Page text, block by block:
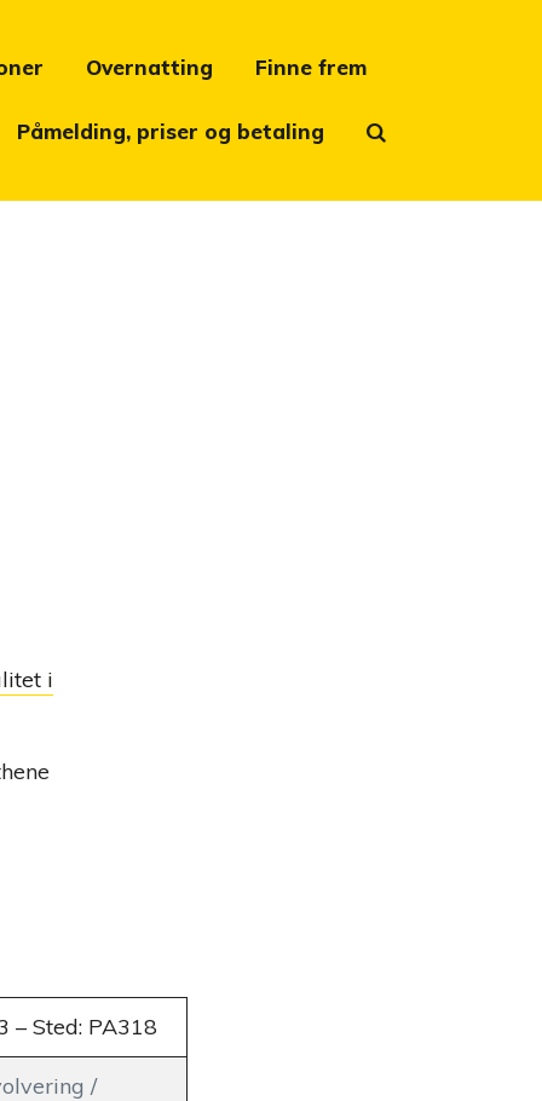
Overnatting Finne frem
Påmelding, priser og betaling
i
– Sted: PA318
/